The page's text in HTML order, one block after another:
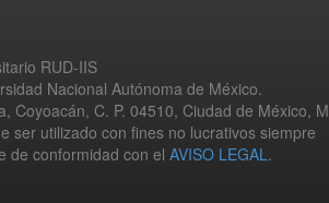
RUD-IIS
Nacional Autónoma de México.
Coyoacán, C. P. 04510, Ciudad de México,
ser utilizado con fines no lucrativos siempre
de conformidad con el AVISO LEGAL.